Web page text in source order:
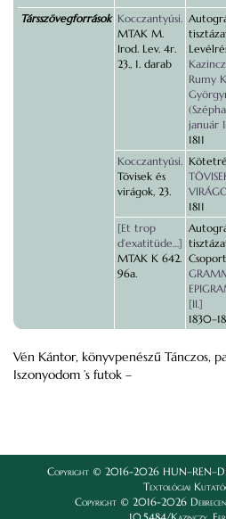
Társszövegforrások Kocczantyúsi.
MTAK M.
Irod. Lev. 4r.
23., 1. darab
Rumy
január
1811
Kocczantyúsi.
Tövisek és
virágok, 23.
1811
[Et trop
d’exatitüde…]
MTAK K 642.
96a.
[II.]
Vén Kántor, könyvpenészű Tánczos,
Iszonyodom ’s futok –
Copyright © 2016-2026
Textológiai
Copyright © 2016-2026